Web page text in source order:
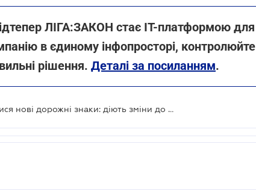
ЛІГА:ЗАКОН стає IT-платформою для
в єдиному інфопросторі, контролюйте
рішення. Деталі за посиланням.
В Україні почнуть з'являтися нові дорожні знаки: діють зміни до ПДР